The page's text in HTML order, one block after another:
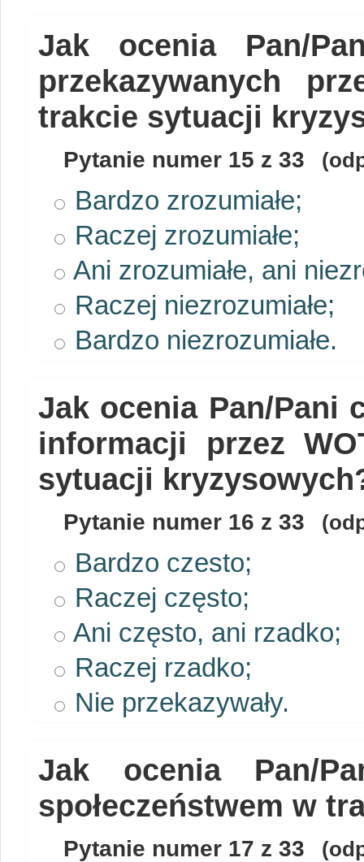
Jak ocenia Pan/
przekazywanych
trakcie sytuacji
Pytanie numer 15 z 33
Bardzo zrozumiałe;
Raczej zrozumiałe;
Ani zrozumiałe, ani
Raczej niezrozumiałe;
Bardzo niezrozumiałe.
Jak ocenia Pan/Pani
informacji przez
sytuacji
Pytanie numer 16 z 33
Bardzo czesto;
Raczej często;
Ani często, ani rzadko;
Raczej rzadko;
Nie przekazywały.
Jak ocenia Pan/
społeczeństwem w
Pytanie numer 17 z 33